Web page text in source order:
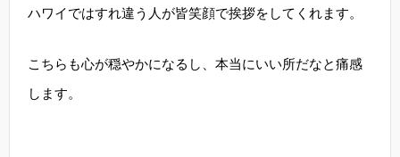
ハワイではすれ違う人が皆笑顔で挨拶をしてくれます。
こちらも心が穏やかになるし、本当にいい所だなと痛感
します。